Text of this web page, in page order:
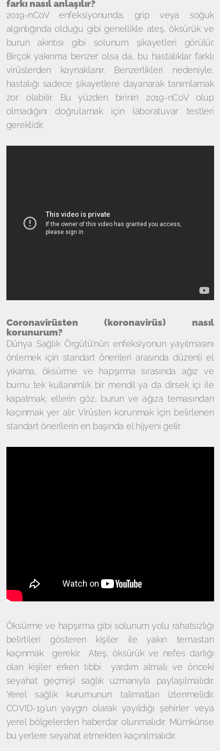
farkı nasıl anlaşılır?
2019-nCoV enfeksiyonunda, grip veya soğuk
algınlığında olduğu gibi genellikle ateş, öksürük ve
burun akıntısı gibi solunum şikayetleri görülür.
Birçok yakınma benzer olsa da, bu hastalıklar farklı
virüslerden kaynaklanır. Benzerlikleri nedeniyle,
hastalığı sadece şikayetlere dayanarak tanımlamak
zor olabilir. Bu yüzden birinin 2019-nCoV olup
olmadığını doğrulamak için laboratuvar testleri
gereklidir.
Coronavirüsten (koronavirüs) nasıl
korunurum?
Dünya Sağlık Örgütü'nün enfeksiyonun yayılmasını
önlemek için standart önerileri arasında düzenli el
yıkama, öksürme ve hapşırma sırasında ağız ve
burnu tek kullanımlık bir mendil ya da dirsek içi ile
kapatmak, ellerin göz, burun ve ağıza temasından
kaçınmak yer alır. Virüsten korunmak için belirlenen
standart önerilerin en başında el hijyeni gelir.
Öksürme ve hapşırma gibi solunum yolu rahatsızlığı
belirtileri gösteren kişiler ile yakın temastan
kaçınmak gerekir. Ateş, öksürük ve nefes darlığı
olan kişiler erken tıbbi yardım almalı ve önceki
seyahat geçmişi sağlık uzmanıyla paylaşılmalıdır.
Yerel sağlık kurumunun talimatları izlenmelidir.
COVID-19'un yaygın olarak yayıldığı şehirler veya
yerel bölgelerden haberdar olunmalıdır. Mümkünse
bu yerlere seyahat etmekten kaçınılmalıdır.